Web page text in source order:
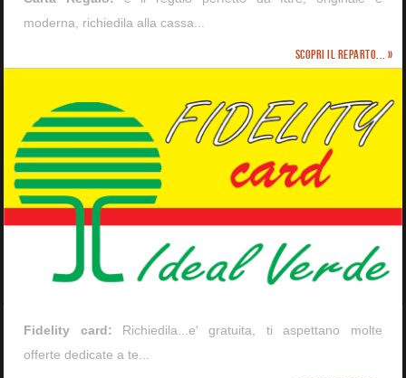
moderna, richiedila alla cassa...
Scopri il reparto... »
Fidelity card: Richiedila...e' gratuita, ti aspettano molte
offerte dedicate a te...